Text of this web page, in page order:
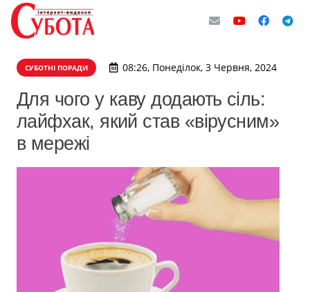
СУБОТНІ ПОРАДИ 08:26, Понеділок, 3 Червня, 2024
Для чого у каву додають сіль:
лайфхак, який став «вірусним»
в мережі